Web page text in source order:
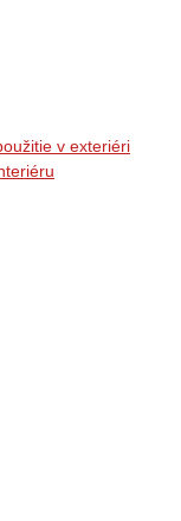
v exteriéri